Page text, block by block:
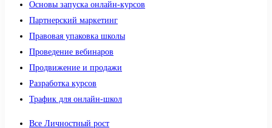
Основы запуска онлайн-курсов
Партнерский маркетинг
Правовая упаковка школы
Проведение вебинаров
Продвижение и продажи
Разработка курсов
Трафик для онлайн-школ
Все Личностный рост